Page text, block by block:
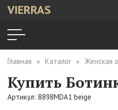
VIERRAS
Главная Каталог Женская
Купить
Артикул: 8898MDA1 beige